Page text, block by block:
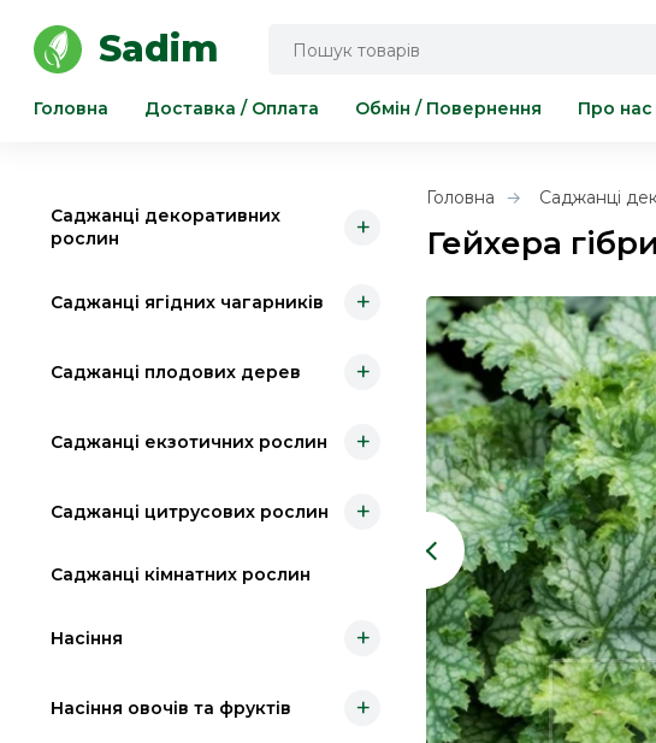
Sadim
Головна Доставка / Оплата Обмін / Повернення Про нас
Саджанці декоративних
рослин
+
Саджанці ягідних чагарників +
Саджанці плодових дерев +
Саджанці екзотичних рослин +
Саджанці цитрусових рослин +
Саджанці кімнатних рослин
Насіння +
Насіння овочів та фруктів +
Головна Саджанці
Гейхера